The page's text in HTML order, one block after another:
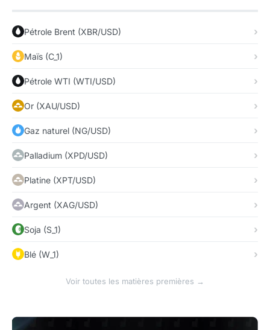
Pétrole Brent (XBR/USD)
Maïs (C_1)
Pétrole WTI (WTI/USD)
Or (XAU/USD)
Gaz naturel (NG/USD)
Palladium (XPD/USD)
Platine (XPT/USD)
Argent (XAG/USD)
Soja (S_1)
Blé (W_1)
Voir toutes les matières premières →